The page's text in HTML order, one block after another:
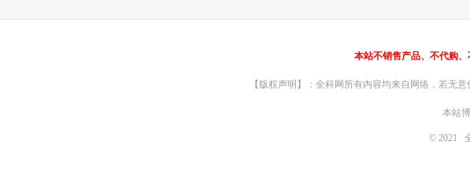
本站不销售产品、不代购
【版权声明】：全科网所有内容均来自网络，若无
本站
© 2021